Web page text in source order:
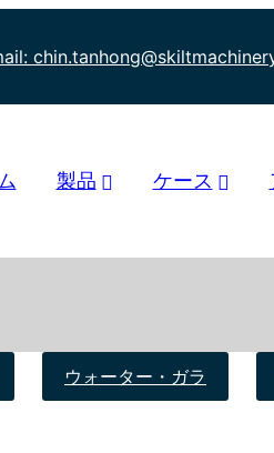
製品 ケース
ウォーター・ガラ